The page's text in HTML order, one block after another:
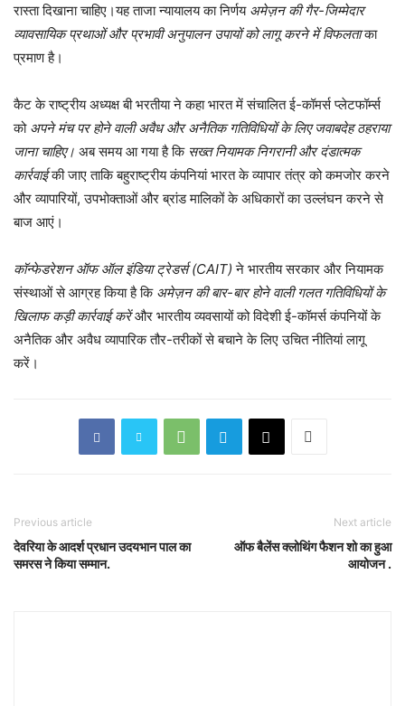
रास्ता दिखाना चाहिए।यह ताजा न्यायालय का निर्णय अमेज़न की गैर-जिम्मेदार
व्यावसायिक प्रथाओं और प्रभावी अनुपालन उपायों को लागू करने में विफलताका
प्रमाण है।
कैट के राष्ट्रीय अध्यक्ष बी भरतीया ने कहा भारत में संचालित ई-कॉमर्स प्लेटफॉर्म्स
को अपने मंच पर होने वाली अवैध और अनैतिक गतिविधियों के लिए जवाबदेह ठहराया
जाना चाहिए। अब समय आ गया है कि सख्त नियामक निगरानी और दंडात्मक
कार्रवाईकी जाए ताकि बहुराष्ट्रीय कंपनियां भारत के व्यापार तंत्र को कमजोर करने
और व्यापारियों, उपभोक्ताओं और ब्रांड मालिकों के अधिकारों का उल्लंघन करने से
बाज आएं।
कॉन्फेडरेशन ऑफ ऑल इंडिया ट्रेडर्स (CAIT) ने भारतीय सरकार और नियामक
संस्थाओं से आग्रह किया है कि अमेज़न की बार-बार होने वाली गलत गतिविधियों के
खिलाफ कड़ी कार्रवाई करेंऔर भारतीय व्यवसायों को विदेशी ई-कॉमर्स कंपनियों के
अनैतिक और अवैध व्यापारिक तौर-तरीकों से बचाने के लिए उचित नीतियां लागू
करें।
Previous article
देवरिया के आदर्श प्रधान उदयभान पाल का
समरस ने किया सम्मान.
Next article
ऑफ बैलेंस क्लोथिंग फैशन शो का हुआ
आयोजन .